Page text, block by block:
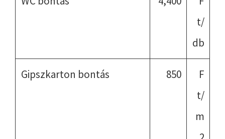
t/
db
Gipszkarton bontás 850
F
t/
m